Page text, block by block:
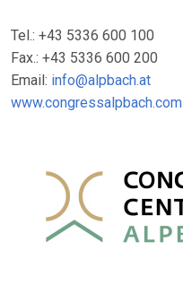
Tel.: +43 5336 600 100
Fax.: +43 5336 600 200
Email: info@alpbach.at
www.congressalpbach.com